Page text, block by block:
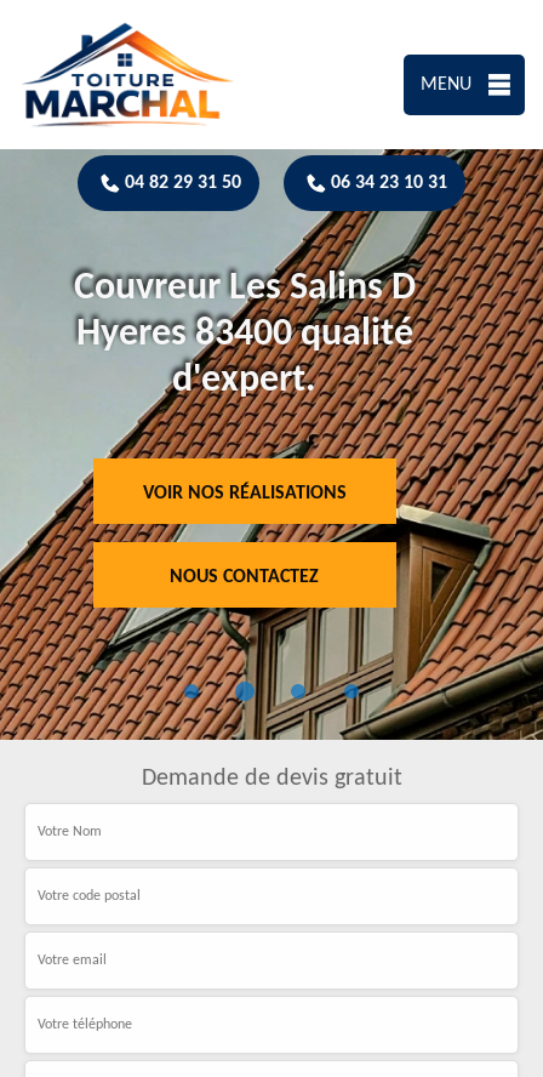
MENU
04 82 29 31 50 06 34 23 10 31
Couvreur Les Salins D
Hyeres 83400 qualité
d'expert.
VOIR NOS RÉALISATIONS
NOUS CONTACTEZ
Demande de devis gratuit